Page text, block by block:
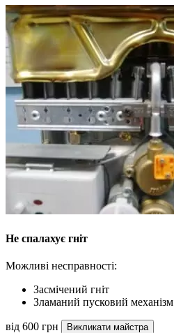
Не спалахує гніт
Можливі несправності:
Засмічений гніт
Зламаний пусковий механізм
від 600 грн Викликати майстра